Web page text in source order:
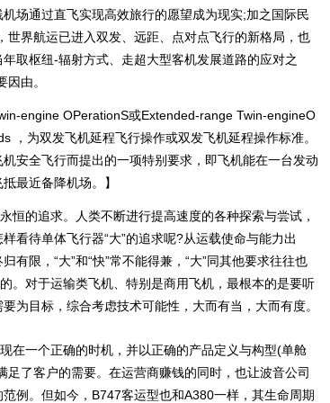
场通过直飞实现高效旅行的愿望成为现实;加之国际民
世界航运已进入双发、远距、点对点飞行的新格局，也
取枢纽-辐射方式、走超大型客机发展道路的应对之
由。
engine OPerationS或Extended-range Twin-engineO
，为双发飞机延程飞行操作或双发飞机延程操作标准。
安全飞行而提出的一项特别要求，即飞机能在一台发动
最近备降机场。】
的追求。人类不断进行提高速度的各种探索与尝试，
看待单体飞行器“大”的追求呢?从运载使命与能力出
有限，“大”和“快”常不能得兼，“大”同其他要求往往也
。对于运输类飞机、特别是商用飞机，最根本的是要听
为目标，综合考虑技术可能性，大而有当，大而有度。
一个正确的时机，并以正确的产品定义与构型(单舱
足了客户的需要。在运营商赚钱的同时，也让波音公司
例。但如今，B747客运型也和A380一样，其生命周期